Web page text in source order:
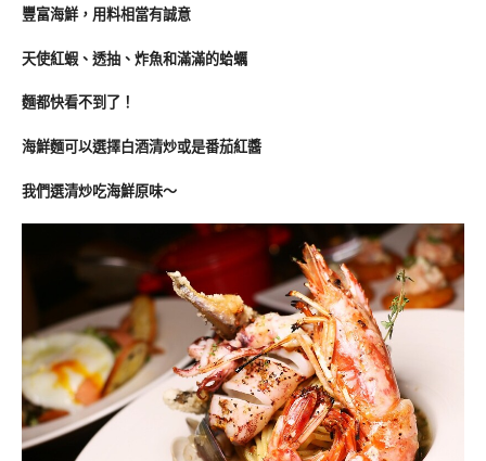
豐富海鮮，用料相當有誠意
天使紅蝦、透抽、炸魚和滿滿的蛤蠣
麵都快看不到了！
海鮮麵可以選擇白酒清炒或是番茄紅醬
我們選清炒吃海鮮原味～